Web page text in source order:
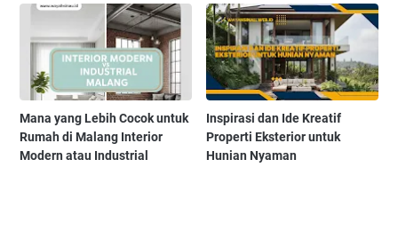
Mana yang Lebih Cocok untuk
Rumah di Malang Interior
Modern atau Industrial
Inspirasi dan Ide Kreatif
Properti Eksterior untuk
Hunian Nyaman